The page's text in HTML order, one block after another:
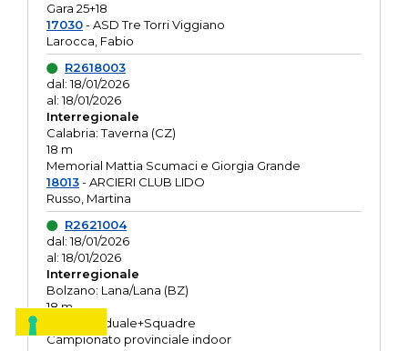
Gara 25+18
17030- ASD Tre Torri Viggiano
Larocca, Fabio
R2618003
dal: 18/01/2026
al: 18/01/2026
Interregionale
Calabria: Taverna (CZ)
18 m
Memorial Mattia Scumaci e Giorgia Grande
18013- ARCIERI CLUB LIDO
Russo, Martina
R2621004
dal: 18/01/2026
al: 18/01/2026
Interregionale
Bolzano: Lana/Lana (BZ)
18 m
O.R. Individuale+Squadre
Campionato provinciale indoor